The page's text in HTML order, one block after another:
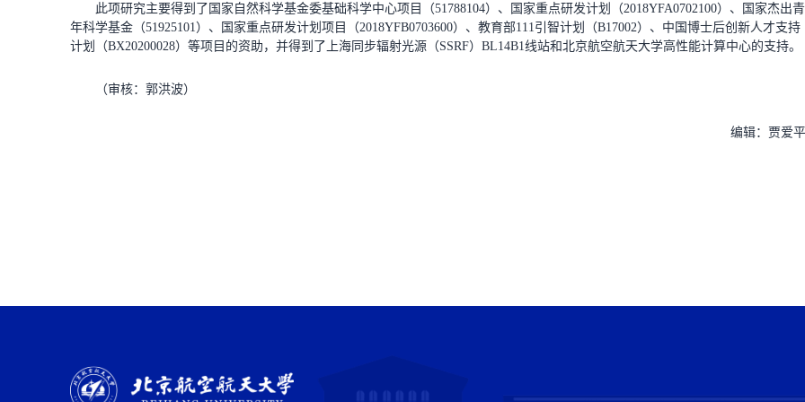
此项研究主要得到了国家自然科学基金委基础科学中心项目（51788104）、国家重点研发计划（2018YFA0702100）、国家杰出青
年科学基金（51925101）、国家重点研发计划项目（2018YFB0703600）、教育部111引智计划（B17002）、中国博士后创新人才支持
计划（BX20200028）等项目的资助，并得到了上海同步辐射光源（SSRF）BL14B1线站和北京航空航天大学高性能计算中心的支持。
（审核：郭洪波）
编辑：贾爱平